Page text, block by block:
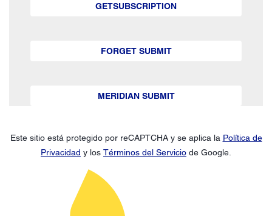
GETSUBSCRIPTION
FORGET SUBMIT
MERIDIAN SUBMIT
Este sitio está protegido por reCAPTCHA y se aplica la Política de
Privacidad y los Términos del Servicio de Google.